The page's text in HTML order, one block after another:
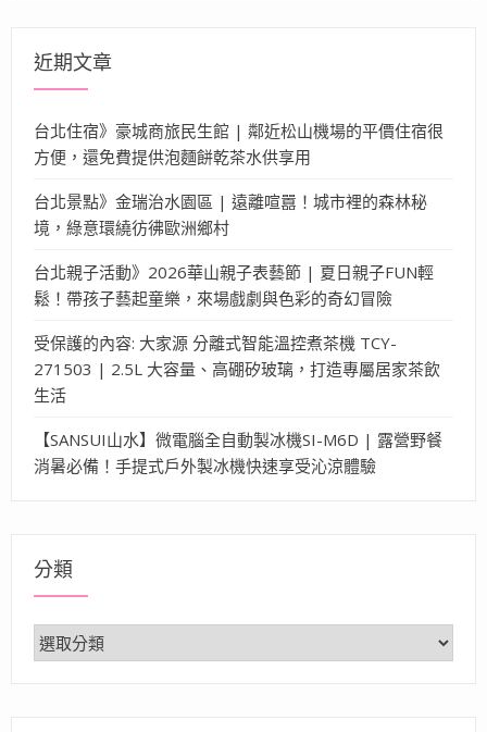
近期文章
台北住宿》豪城商旅民生館 | 鄰近松山機場的平價住宿很
方便，還免費提供泡麵餅乾茶水供享用
台北景點》金瑞治水園區 | 遠離喧囂！城市裡的森林秘
境，綠意環繞彷彿歐洲鄉村
台北親子活動》2026華山親子表藝節 | 夏日親子FUN輕
鬆！帶孩子藝起童樂，來場戲劇與色彩的奇幻冒險
受保護的內容: 大家源 分離式智能溫控煮茶機 TCY-
271503 | 2.5L 大容量、高硼矽玻璃，打造專屬居家茶飲
生活
【SANSUI山水】微電腦全自動製冰機SI-M6D | 露營野餐
消暑必備！手提式戶外製冰機快速享受沁涼體驗
分類
分
類